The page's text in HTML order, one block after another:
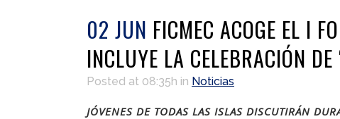
02 JUN FICMEC ACOGE EL I
INCLUYE LA CELEBRACIÓN DE
Posted at 08:35h in Noticias
JÓVENES DE TODAS LAS ISLAS DISCUTIRÁN